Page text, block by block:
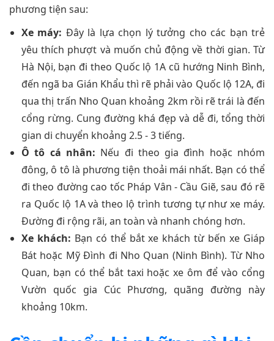
phương tiện sau:
Xe máy: Đây là lựa chọn lý tưởng cho các bạn trẻ
yêu thích phượt và muốn chủ động về thời gian. Từ
Hà Nội, bạn đi theo Quốc lộ 1A cũ hướng Ninh Bình,
đến ngã ba Gián Khẩu thì rẽ phải vào Quốc lộ 12A, đi
qua thị trấn Nho Quan khoảng 2km rồi rẽ trái là đến
cổng rừng. Cung đường khá đẹp và dễ đi, tổng thời
gian di chuyển khoảng 2.5 - 3 tiếng.
Ô tô cá nhân: Nếu đi theo gia đình hoặc nhóm
đông, ô tô là phương tiện thoải mái nhất. Bạn có thể
đi theo đường cao tốc Pháp Vân - Cầu Giẽ, sau đó rẽ
ra Quốc lộ 1A và theo lộ trình tương tự như xe máy.
Đường đi rộng rãi, an toàn và nhanh chóng hơn.
Xe khách: Bạn có thể bắt xe khách từ bến xe Giáp
Bát hoặc Mỹ Đình đi Nho Quan (Ninh Bình). Từ Nho
Quan, bạn có thể bắt taxi hoặc xe ôm để vào cổng
Vườn quốc gia Cúc Phương, quãng đường này
khoảng 10km.